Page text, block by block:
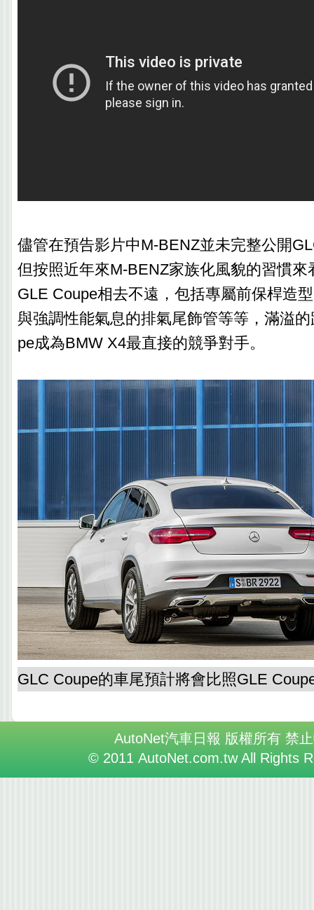
儘管在預告影片中M-BENZ並未完整公開
但按照近年來M-BENZ家族化風貌的習慣來
GLE Coupe相去不遠，包括專屬前保桿造
與強調性能氣息的排氣尾飾管等等，滿溢
pe成為BMW X4最直接的競爭對手。
GLC Coupe的車尾預計將會比照GLE
AutoNet汽車日報 版權所有 禁
© 2011 AutoNet.com.tw All Rights